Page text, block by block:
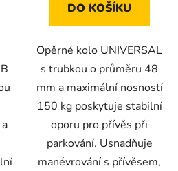
DO KOŠÍKU
Opěrné kolo UNIVERSAL
s trubkou o průměru 48
mm a maximální nosností
150 kg poskytuje stabilní
oporu pro přívěs při
parkování. Usnadňuje
manévrování s přívěsem,